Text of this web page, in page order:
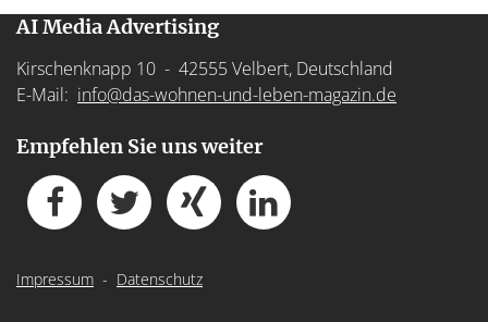
AI Media Advertising
Kirschenknapp 10 - 42555 Velbert, Deutschland
E-Mail: info@das-wohnen-und-leben-magazin.de
Empfehlen Sie uns weiter
Impressum - Datenschutz